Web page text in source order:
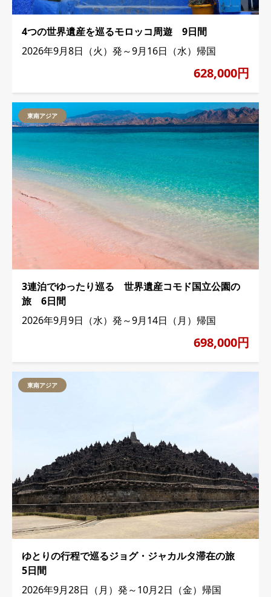
4つの世界遺産を巡るモロッコ周遊 9日間
2026年9月8日（火）発～9月16日（水）帰国
628,000円
東南アジア
3連泊でゆったり巡る 世界遺産コモド国立公園の
旅 6日間
2026年9月9日（水）発～9月14日（月）帰国
698,000円
東南アジア
ゆとりの行程で巡るジョグ・ジャカルタ滞在の旅
5日間
2026年9月28日（月）発～10月2日（金）帰国